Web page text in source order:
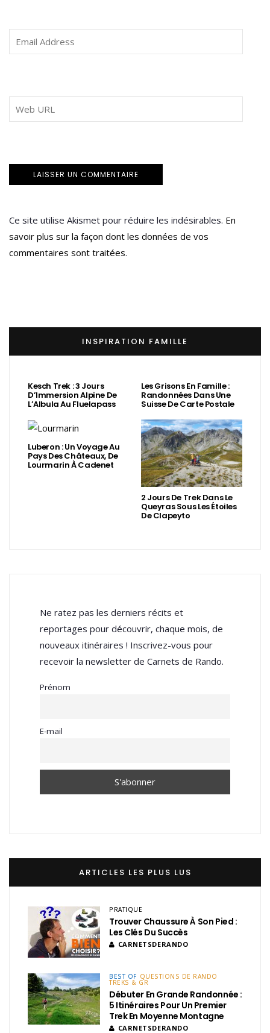
Ce site utilise Akismet pour réduire les indésirables. En
savoir plus sur la façon dont les données de vos
commentaires sont traitées.
INSPIRATION FAMILLE
Kesch Trek : 3 Jours
D’Immersion Alpine De
L’Albula Au Fluelapass
Les Grisons En Famille :
Randonnées Dans Une
Suisse De Carte Postale
Luberon : Un Voyage Au
Pays Des Châteaux, De
Lourmarin À Cadenet
2 Jours De Trek Dans Le
Queyras Sous Les Étoiles
De Clapeyto
Ne ratez pas les derniers récits et
reportages pour découvrir, chaque mois, de
nouveaux itinéraires ! Inscrivez-vous pour
recevoir la newsletter de Carnets de Rando.
Prénom
E-mail
ARTICLES LES PLUS LUS
PRATIQUE
Trouver Chaussure À Son Pied :
Les Clés Du Succès
CARNETSDERANDO
BEST OF QUESTIONS DE RANDO
TREKS & GR
Débuter En Grande Randonnée :
5 Itinéraires Pour Un Premier
Trek En Moyenne Montagne
CARNETSDERANDO